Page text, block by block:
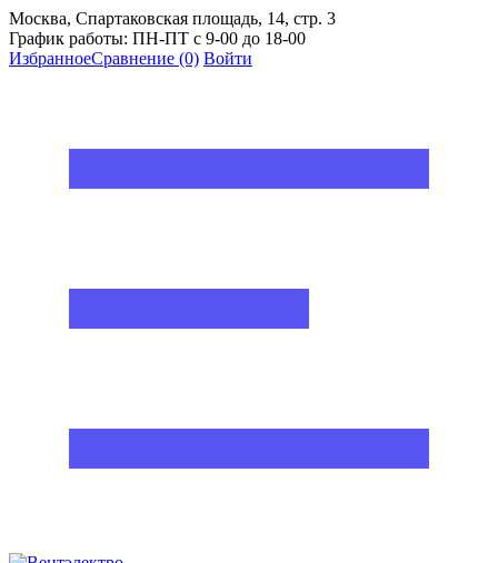
Москва, Спартаковская площадь, 14, стр. 3
График работы: ПН-ПТ с 9-00 до 18-00
ИзбранноеСравнение (0) Войти